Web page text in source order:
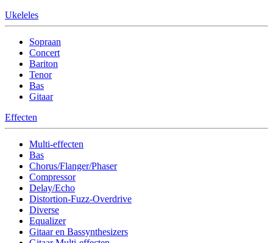
Ukeleles
Sopraan
Concert
Bariton
Tenor
Bas
Gitaar
Effecten
Multi-effecten
Bas
Chorus/Flanger/Phaser
Compressor
Delay/Echo
Distortion-Fuzz-Overdrive
Diverse
Equalizer
Gitaar en Bassynthesizers